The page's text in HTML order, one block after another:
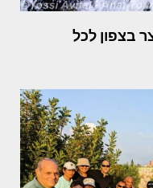
בצפון לכל